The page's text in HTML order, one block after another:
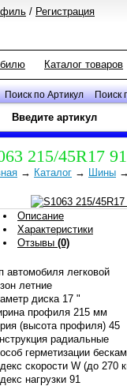
/ Регистрация
Каталог товаров
Поиск по Артикул Поиск
215/45R17
→ Каталог → Шины
Описание
Характеристики
Отзывы (0)
автомобиля легковой
летние
диска 17 "
профиля 215 мм
(высота профиля) 45
радиальные
герметизации
скорости W (до 270
нагрузки 91